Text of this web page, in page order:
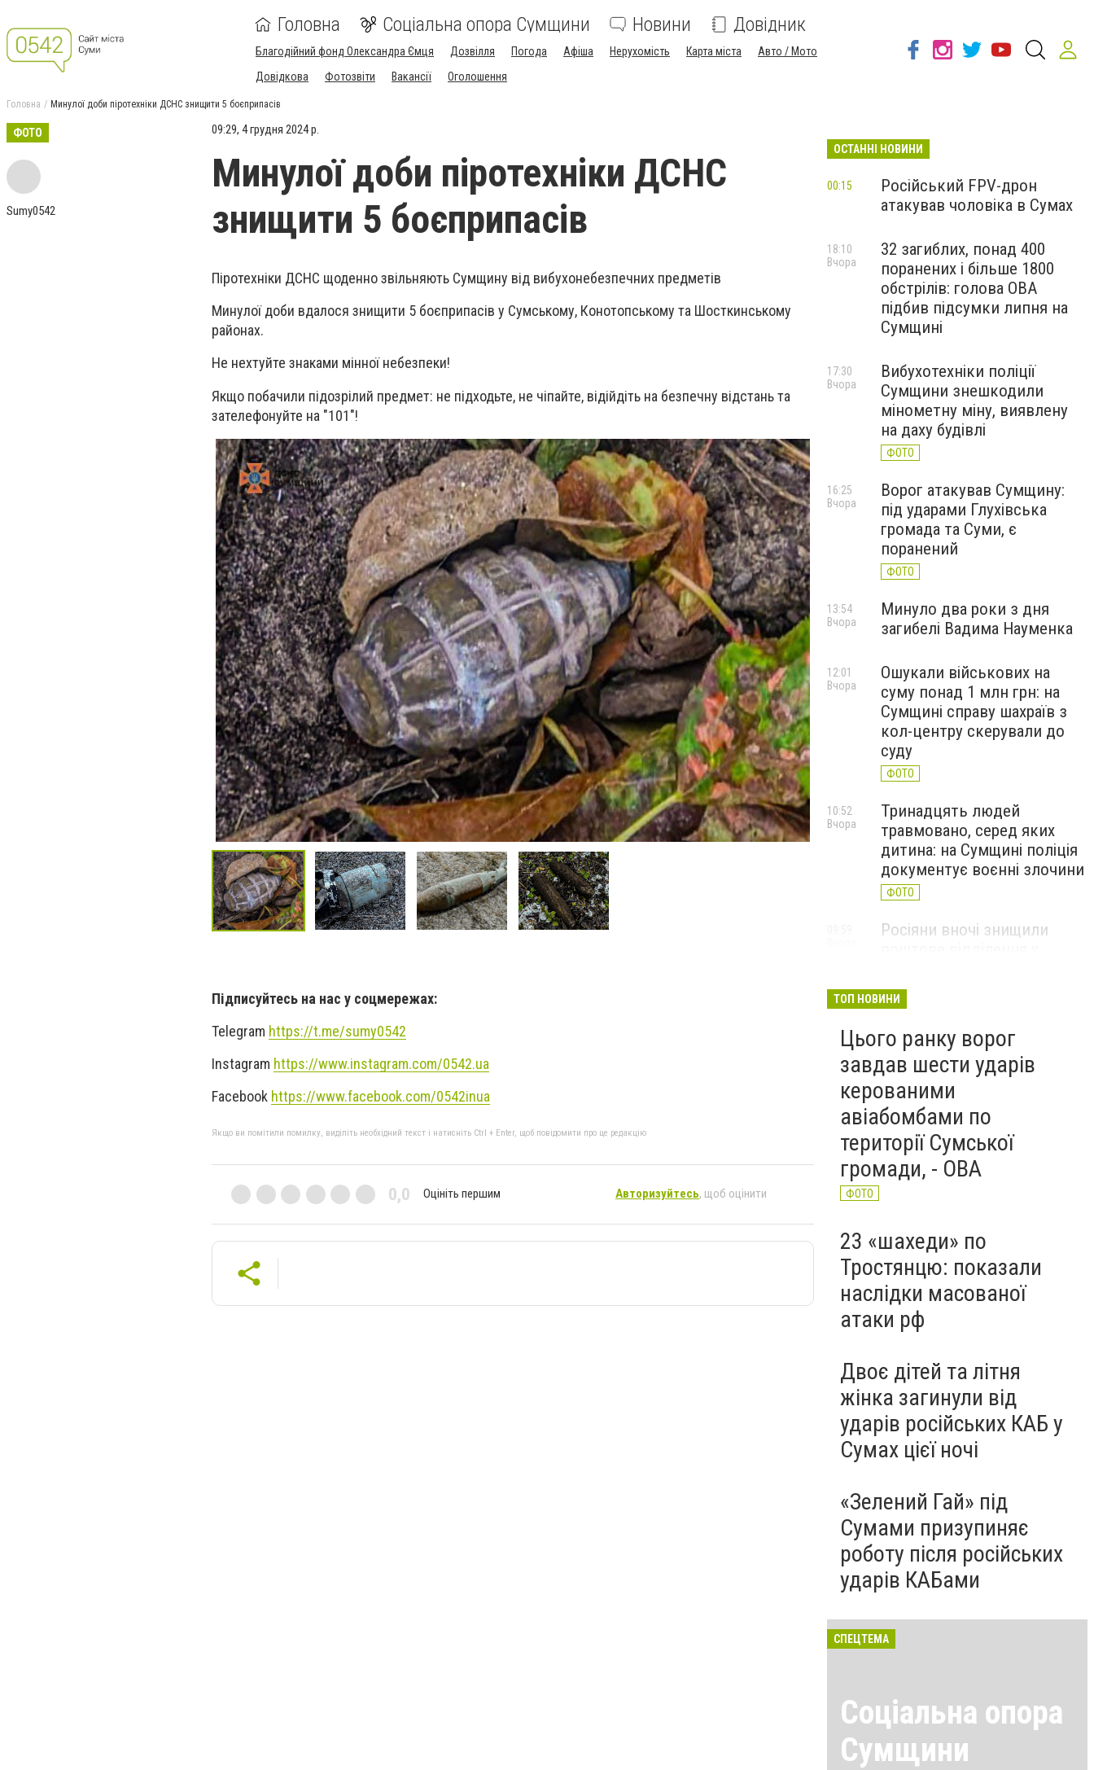
Головна Соціальна опора Сумщини Новини Довідник
Благодійний фонд Олександра Ємця Дозвілля Погода Афіша Нерухомість Карта міста
Авто / Мото
Довідкова
Фотозвіти Вакансії Оголошення
Головна Минулої доби піротехніки ДСНС знищити 5 боєприпасів
ФОТО
Sumy0542
09:29, 4 грудня 2024 р.
Минулої доби піротехніки ДСНС
знищити 5 боєприпасів
Піротехніки ДСНС щоденно звільняють Сумщину від вибухонебезпечних предметів
Минулої доби вдалося знищити 5 боєприпасів у Сумському, Конотопському та Шосткинському
районах.
Не нехтуйте знаками мінної небезпеки!
Якщо побачили підозрілий предмет: не підходьте, не чіпайте, відійдіть на безпечну відстань та
зателефонуйте на "101"!
Підписуйтесь на нас у соцмережах:
Telegram https://t.me/sumy0542
Instagram https://www.instagram.com/0542.ua
Facebook https://www.facebook.com/0542inua
Якщо ви помітили помилку, виділіть необхідний текст і натисніть Ctrl + Enter, щоб повідомити про це редакцію
0,0 Оцініть першим Авторизуйтесь, щоб оцінити
ОСТАННІ НОВИНИ
Російський FPV-дрон
атакував чоловіка в Сумах
00:15
32 загиблих, понад 400
поранених і більше 1800
обстрілів: голова ОВА
підбив підсумки липня на
Сумщині
18:10
Вчора
Вибухотехніки поліції
Сумщини знешкодили
мінометну міну, виявлену
на даху будівлі
ФОТО
17:30
Вчора
Ворог атакував Сумщину:
під ударами Глухівська
громада та Суми, є
поранений
ФОТО
16:25
Вчора
Минуло два роки з дня
загибелі Вадима Науменка
13:54
Вчора
Ошукали військових на
суму понад 1 млн грн: на
Сумщині справу шахраїв з
кол-центру скерували до
суду
ФОТО
12:01
Вчора
Тринадцять людей
травмовано, серед яких
дитина: на Сумщині поліція
документує воєнні злочини
ФОТО
10:52
Вчора
Росіяни вночі знищили
ФОТО
ТОП НОВИНИ
Цього ранку ворог
завдав шести ударів
керованими
авіабомбами по
території Сумської
громади, - ОВА
ФОТО
23 «шахеди» по
Тростянцю: показали
наслідки масованої
атаки рф
Двоє дітей та літня
жінка загинули від
ударів російських КАБ у
Сумах цієї ночі
«Зелений Гай» під
Сумами призупиняє
роботу після російських
ударів КАБами
СПЕЦТЕМА
Соціальна опора
Сумщини